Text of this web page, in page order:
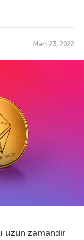
Mart 23, 2022
uzun zamandır